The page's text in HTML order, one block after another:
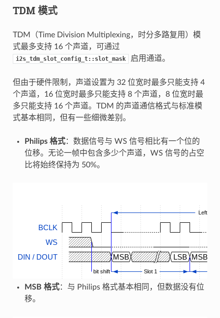
TDM 模式
TDM（Time Division Multiplexing，时分多路复用）模
式最多支持 16 个声道，可通过
i2s_tdm_slot_config_t::slot_mask 启用通道。
但由于硬件限制，声道设置为 32 位宽时最多只能支持 4
个声道，16 位宽时最多只能支持 8 个声道，8 位宽时最
多只能支持 16 个声道。TDM 的声道通信格式与标准模
式基本相同，但有一些细微差别。
Philips 格式：数据信号与 WS 信号相比有一个位的
位移。无论一帧中包含多少个声道，WS 信号的占空
比将始终保持为 50%。
BCLK
WS
DIN / DOUT
MSB LSB MSB
Left Slots
bit shift Slot 1
MSB 格式：与 Philips 格式基本相同，但数据没有位
移。